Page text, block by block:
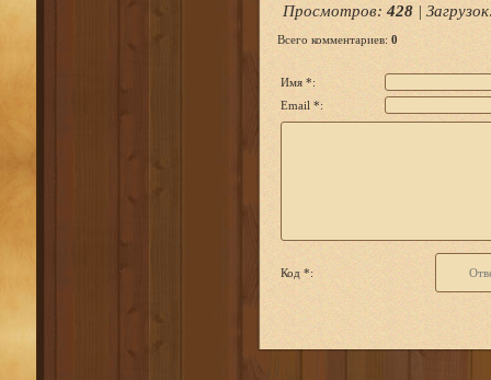
Просмотров:428 | Загрузок
Всего комментариев: 0
Имя *:
Email *:
Код *: